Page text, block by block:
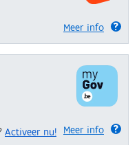
Meer info
Meer info
Activeer nu!